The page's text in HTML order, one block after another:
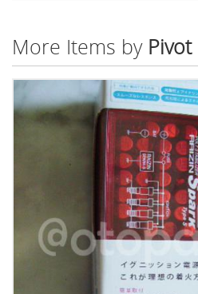
More Items by Pivot